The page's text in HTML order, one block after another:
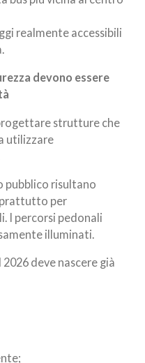
realmente accessibili
devono essere
strutture che
utilizzare
pubblico risultano
per
I percorsi pedonali
illuminati.
deve nascere già